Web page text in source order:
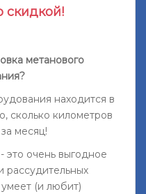
скидкой!
метанового
находится в
сколько километров
месяц!
это очень выгодное
умеет (и любит)